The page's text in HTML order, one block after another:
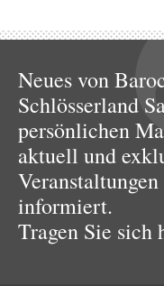
Neues von
Schlösserland
persönlichen
aktuell und
informiert.
Tragen Sie sich